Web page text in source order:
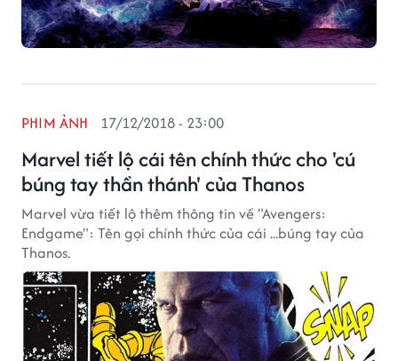
Marvel tiết lộ cái tên chính thức cho 'cú
búng tay thần thánh' của Thanos
PHIM ẢNH 17/12/2018 - 23:00
Marvel vừa tiết lộ thêm thông tin về "Avengers:
Endgame": Tên gọi chính thức của cái ...búng tay của
Thanos.